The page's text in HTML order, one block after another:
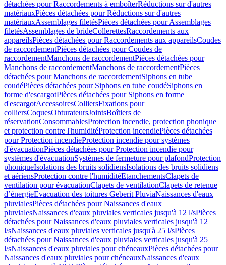
détachées pour Raccordements à emboîterRéductions sur d'autres
matériauxPièces détachées pour Réductions sur d'autres
matériauxAssemblages filetésPièces détachées pour Assemblages
filetésAssemblages de brideCollerettesRaccordements aux
appareilsPièces détachées pour Raccordements aux appareilsCoudes
de raccordementPièces détachées pour Coudes de
raccordementManchons de raccordementPièces détachées pour
Manchons de raccordementManchons de raccordementPièces
détachées pour Manchons de raccordementSiphons en tube
coudéPièces détachées pour Siphons en tube coudéSiphons en
forme d'escargotPièces détachées pour Siphons en forme
d'escargotAccessoiresColliersFixations pour
colliersCoquesObturateursJointsBoîtiers de
réservationConsommablesProtection incendie, protection phonique
et protection contre l'humiditéProtection incendiePièces détachées
pour Protection incendieProtection incendie pour systèmes
d'évacuationPièces détachées pour Protection incendie pour
systèmes d'évacuationSystèmes de fermeture pour plafondProtection
phoniqueIsolations des bruits solidiensIsolations des bruits solidiens
et aériensProtection contre l'humiditéEtanchementsClapets de
ventilation pour évacuationClapets de ventilationClapets de retenue
d’énergieEvacuation des toitures Geberit PluviaNaissances d'eaux
pluvialesPièces détachées pour Naissances d'eaux
pluvialesNaissances d'eaux pluviales verticales jusqu'à 12 l/sPièces
détachées pour Naissances d'eaux pluviales verticales jusqu'à 12
l/sNaissances d'eaux pluviales verticales jusqu'à 25 l/sPièces
détachées pour Naissances d'eaux pluviales verticales jusqu'à 25
l/sNaissances d'eaux pluviales pour chéneauxPièces détachées pour
Naissances d'eaux pluviales pour chéneauxNaissances d'eaux